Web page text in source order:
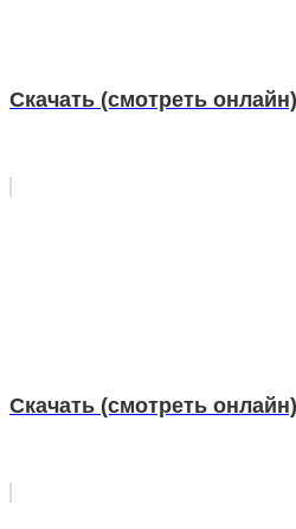
Скачать (смотреть
Скачать (смотреть